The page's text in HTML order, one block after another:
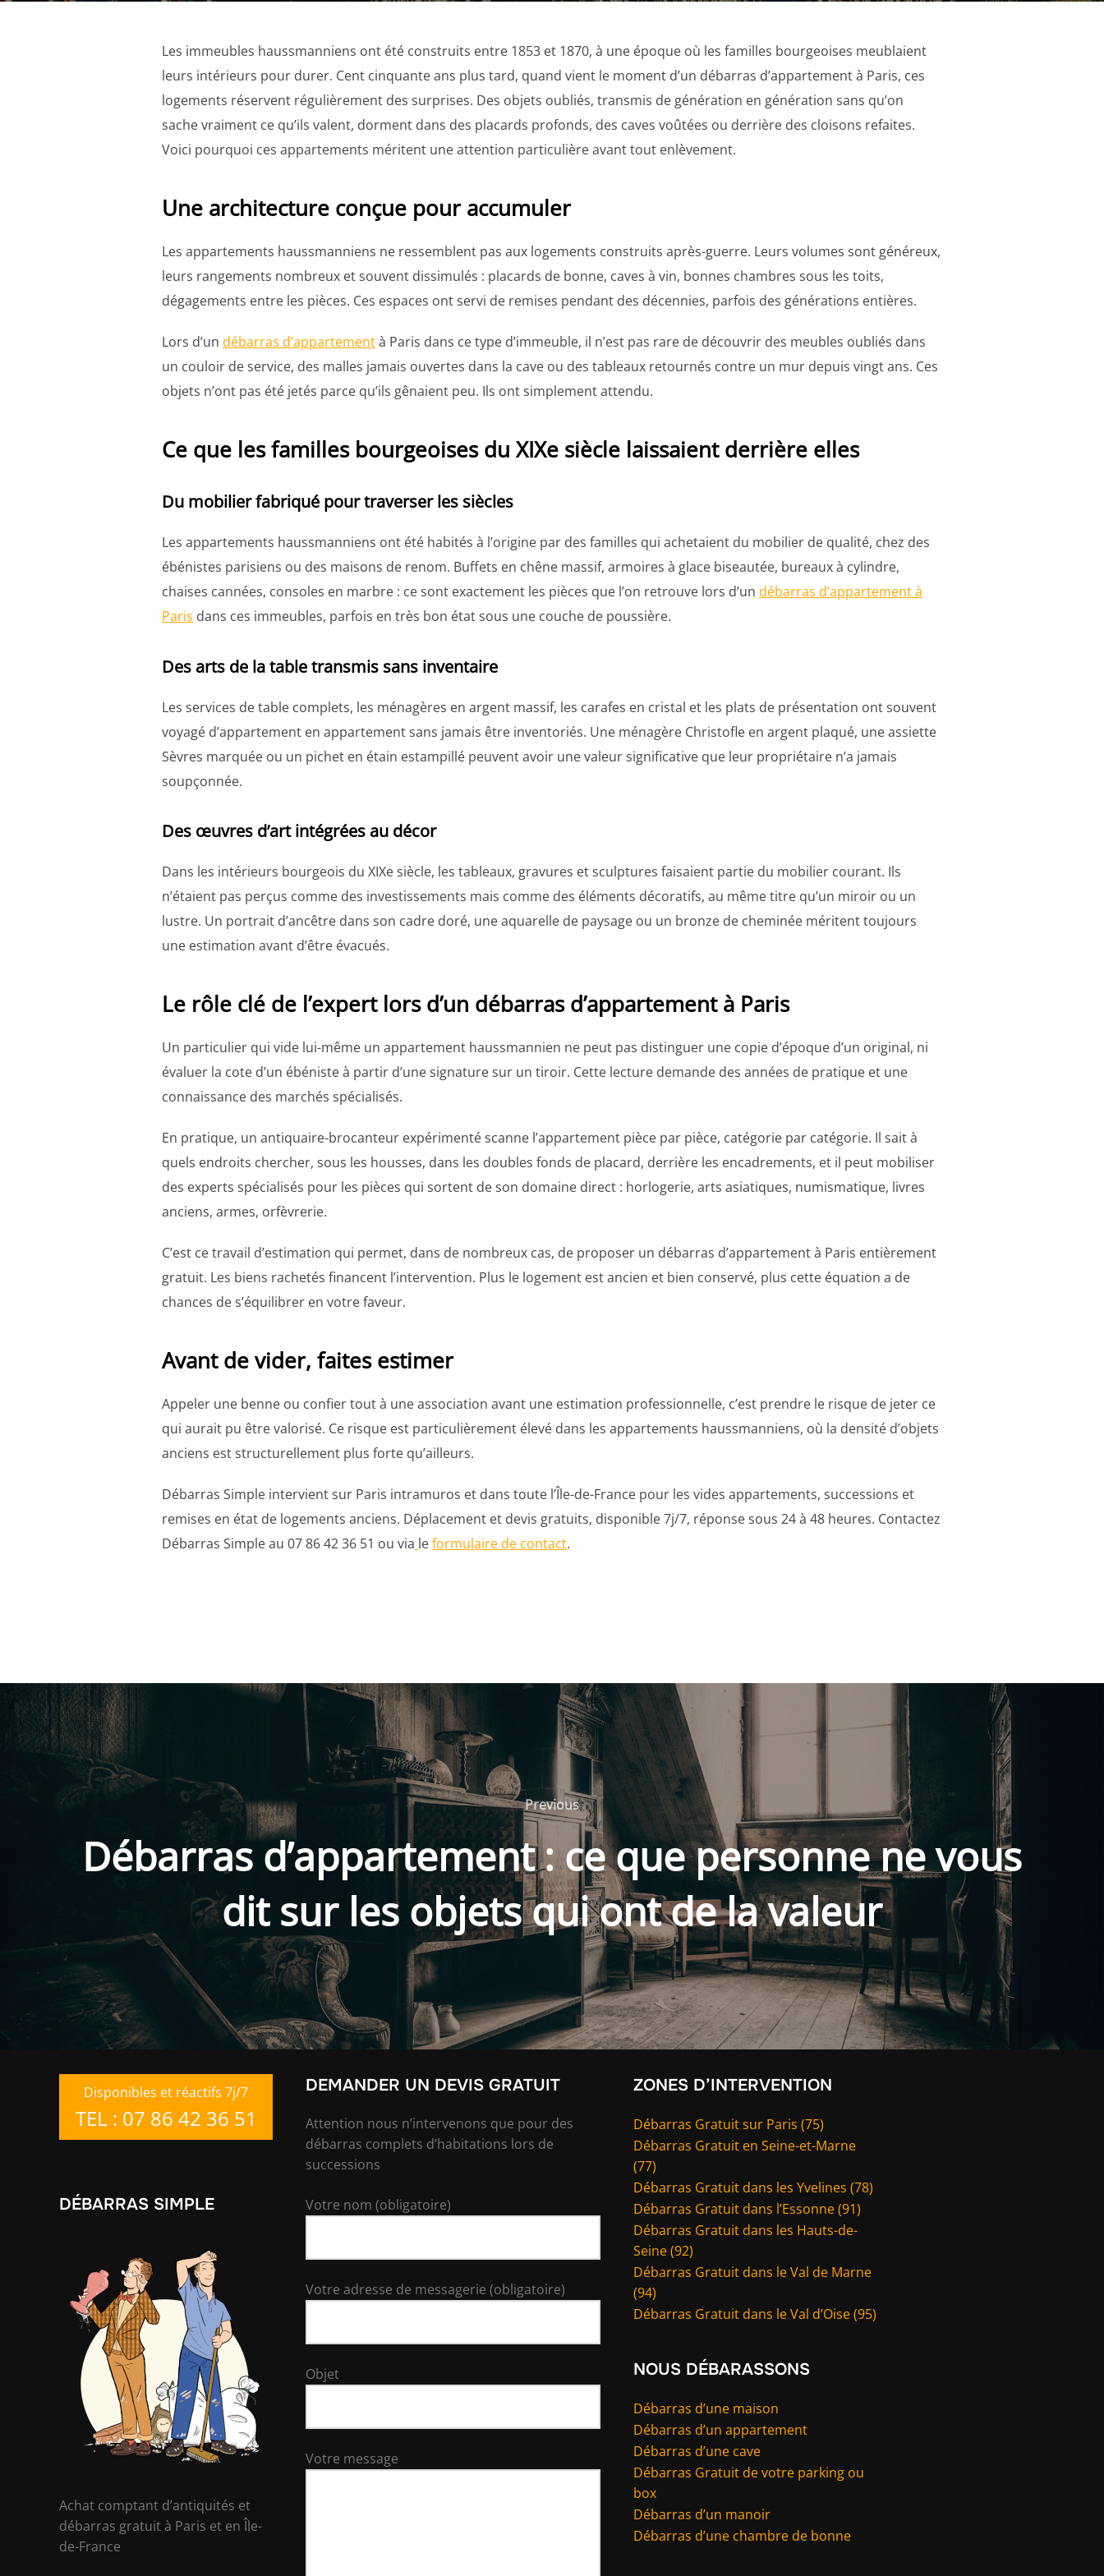
Les immeubles haussmanniens ont été construits entre 1853 et 1870, à une époque où les familles bourgeoises meublaient
leurs intérieurs pour durer. Cent cinquante ans plus tard, quand vient le moment d’un débarras d’appartement à Paris, ces
logements réservent régulièrement des surprises. Des objets oubliés, transmis de génération en génération sans qu’on
sache vraiment ce qu’ils valent, dorment dans des placards profonds, des caves voûtées ou derrière des cloisons refaites.
Voici pourquoi ces appartements méritent une attention particulière avant tout enlèvement.
Une architecture conçue pour accumuler
Les appartements haussmanniens ne ressemblent pas aux logements construits après-guerre. Leurs volumes sont généreux,
leurs rangements nombreux et souvent dissimulés : placards de bonne, caves à vin, bonnes chambres sous les toits,
dégagements entre les pièces. Ces espaces ont servi de remises pendant des décennies, parfois des générations entières.
Lors d’un débarras d’appartementà Paris dans ce type d’immeuble, il n’est pas rare de découvrir des meubles oubliés dans
un couloir de service, des malles jamais ouvertes dans la cave ou des tableaux retournés contre un mur depuis vingt ans. Ces
objets n’ont pas été jetés parce qu’ils gênaient peu. Ils ont simplement attendu.
Ce que les familles bourgeoises du XIXe siècle laissaient derrière elles
Du mobilier fabriqué pour traverser les siècles
Les appartements haussmanniens ont été habités à l’origine par des familles qui achetaient du mobilier de qualité, chez des
ébénistes parisiens ou des maisons de renom. Buffets en chêne massif, armoires à glace biseautée, bureaux à cylindre,
chaises cannées, consoles en marbre : ce sont exactement les pièces que l’on retrouve lors d’un débarras d’appartement à
Paris dans ces immeubles, parfois en très bon état sous une couche de poussière.
Des arts de la table transmis sans inventaire
Les services de table complets, les ménagères en argent massif, les carafes en cristal et les plats de présentation ont souvent
voyagé d’appartement en appartement sans jamais être inventoriés. Une ménagère Christofle en argent plaqué, une assiette
Sèvres marquée ou un pichet en étain estampillé peuvent avoir une valeur significative que leur propriétaire n’a jamais
soupçonnée.
Des œuvres d’art intégrées au décor
Dans les intérieurs bourgeois du XIXe siècle, les tableaux, gravures et sculptures faisaient partie du mobilier courant. Ils
n’étaient pas perçus comme des investissements mais comme des éléments décoratifs, au même titre qu’un miroir ou un
lustre. Un portrait d’ancêtre dans son cadre doré, une aquarelle de paysage ou un bronze de cheminée méritent toujours
une estimation avant d’être évacués.
Le rôle clé de l’expert lors d’un débarras d’appartement à Paris
Un particulier qui vide lui-même un appartement haussmannien ne peut pas distinguer une copie d’époque d’un original, ni
évaluer la cote d’un ébéniste à partir d’une signature sur un tiroir. Cette lecture demande des années de pratique et une
connaissance des marchés spécialisés.
En pratique, un antiquaire-brocanteur expérimenté scanne l’appartement pièce par pièce, catégorie par catégorie. Il sait à
quels endroits chercher, sous les housses, dans les doubles fonds de placard, derrière les encadrements, et il peut mobiliser
des experts spécialisés pour les pièces qui sortent de son domaine direct : horlogerie, arts asiatiques, numismatique, livres
anciens, armes, orfèvrerie.
C’est ce travail d’estimation qui permet, dans de nombreux cas, de proposer un débarras d’appartement à Paris entièrement
gratuit. Les biens rachetés financent l’intervention. Plus le logement est ancien et bien conservé, plus cette équation a de
chances de s’équilibrer en votre faveur.
Avant de vider, faites estimer
Appeler une benne ou confier tout à une association avant une estimation professionnelle, c’est prendre le risque de jeter ce
qui aurait pu être valorisé. Ce risque est particulièrement élevé dans les appartements haussmanniens, où la densité d’objets
anciens est structurellement plus forte qu’ailleurs.
Débarras Simple intervient sur Paris intramuros et dans toute l’Île-de-France pour les vides appartements, successions et
remises en état de logements anciens. Déplacement et devis gratuits, disponible 7j/7, réponse sous 24 à 48 heures. Contactez
Débarras Simple au 07 86 42 36 51 ou via leformulaire de contact.
Navigation
de
l’article
Previous
Previous
Débarras d’appartement : ce que personne ne vous
dit sur les objets qui ont de la valeur
Disponibles et réactifs 7j/7
TEL : 07 86 42 36 51
DÉBARRAS SIMPLE
Achat comptant d’antiquités et
débarras gratuit à Paris et en Île-
de-France
DEMANDER UN DEVIS GRATUIT
Attention nous n’intervenons que pour des
débarras complets d’habitations lors de
successions
Votre nom (obligatoire)
Votre adresse de messagerie (obligatoire)
Objet
Votre message
ZONES D’INTERVENTION
Débarras Gratuit sur Paris (75)
Débarras Gratuit en Seine-et-Marne
(77)
Débarras Gratuit dans les Yvelines (78)
Débarras Gratuit dans l’Essonne (91)
Débarras Gratuit dans les Hauts-de-
Seine (92)
Débarras Gratuit dans le Val de Marne
(94)
Débarras Gratuit dans le Val d’Oise (95)
NOUS DÉBARASSONS
Débarras d’une maison
Débarras d’un appartement
Débarras d’une cave
Débarras Gratuit de votre parking ou
box
Débarras d’un manoir
Débarras d’une chambre de bonne